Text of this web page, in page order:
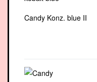
Candy Konz. blue II